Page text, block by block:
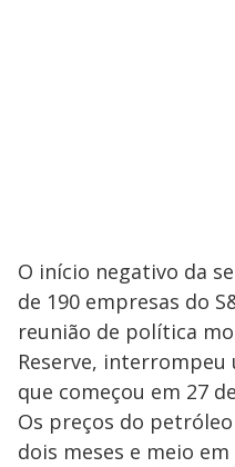
O início negativo da
de 190 empresas do
reunião de política
Reserve,
que começou em 27
Os preços do
dois meses e meio